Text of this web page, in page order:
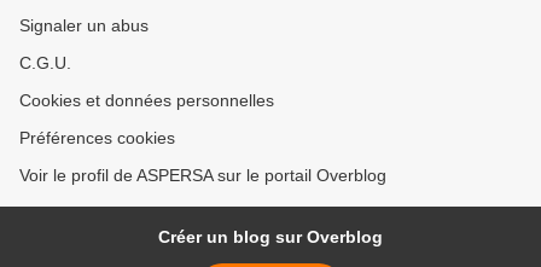
Signaler un abus
C.G.U.
Cookies et données personnelles
Préférences cookies
Voir le profil de ASPERSA sur le portail Overblog
Créer un blog sur Overblog